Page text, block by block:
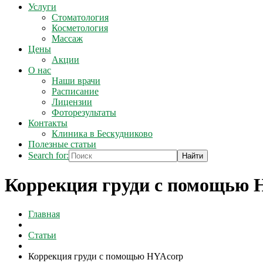
Услуги
Стоматология
Косметология
Массаж
Цены
Акции
О нас
Наши врачи
Расписание
Лицензии
Фоторезультаты
Контакты
Клиника в Бескудниково
Полезные статьи
Search for:
Коррекция груди с помощью
Главная
Статьи
Коррекция груди с помощью HYAcorp